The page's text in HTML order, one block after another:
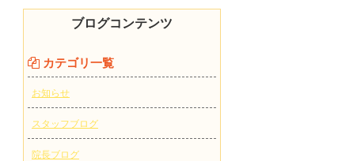
ブログコンテンツ
カテゴリ一覧
お知らせ
スタッフブログ
院長ブログ